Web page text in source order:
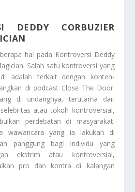
DEDDY CORBUZIER
hal pada Kontroversi Deddy
. Salah satu kontroversi yang
adalah terkait dengan konten-
di podcast Close The Door.
di undangnya, terutama dari
atau tokoh kontroversial,
perdebatan di masyarakat.
wawancara yang ia lakukan di
panggung bagi individu yang
ekstrim atau kontroversial,
pro dan kontra di kalangan